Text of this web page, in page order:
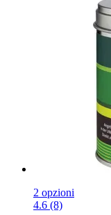
2 opzioni
4.6 (8)